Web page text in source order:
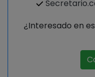
¿Interesado en